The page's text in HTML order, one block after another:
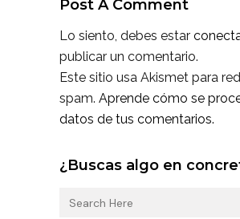
Post A Comment
Lo siento, debes estar
publicar un comentario.
Este sitio usa Akismet para
spam. Aprende cómo se
datos de tus comentarios.
¿Buscas algo en